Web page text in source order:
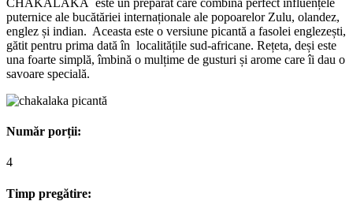
puternice ale bucătăriei internaționale ale popoarelor Zulu, olandez,
englez și indian. Aceasta este o versiune picantă a fasolei englezești,
gătit pentru prima dată în localitățile sud-africane. Rețeta, deși este
una foarte simplă, îmbină o mulțime de gusturi și arome care îi dau o
savoare specială.
Număr porții:
4
Timp pregătire: